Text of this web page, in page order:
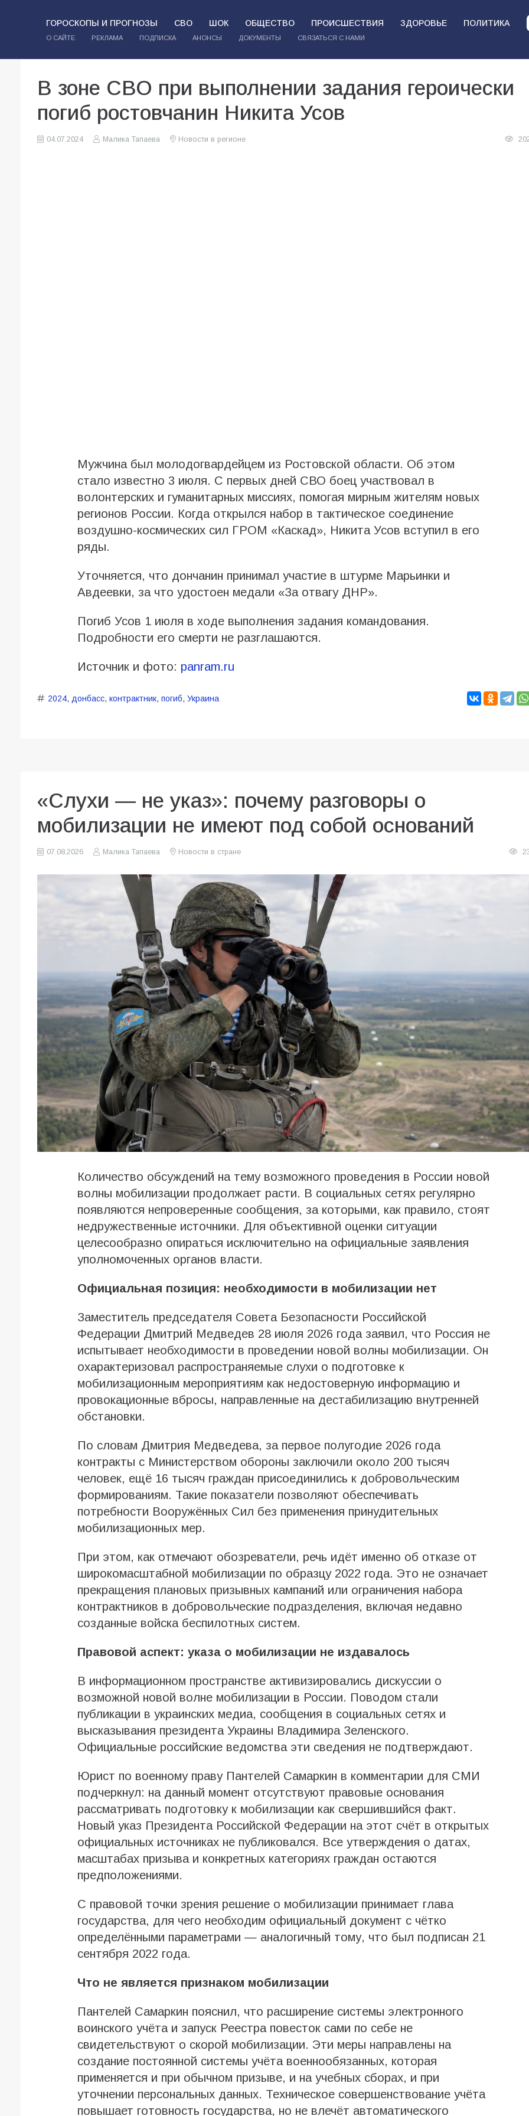
ГОРОСКОПЫ И ПРОГНОЗЫ СВО ШОК ОБЩЕСТВО ПРОИСШЕСТВИЯ ЗДОРОВЬЕ ПОЛИТИКА
О САЙТЕ РЕКЛАМА ПОДПИСКА АНОНСЫ ДОКУМЕНТЫ СВЯЗАТЬСЯ С НАМИ
В зоне СВО при выполнении задания героически
погиб ростовчанин Никита Усов
04.07.2024 Малика Тапаева Новости в регионе
Мужчина был молодогвардейцем из Ростовской области. Об этом
стало известно 3 июля. С первых дней СВО боец участвовал в
волонтерских и гуманитарных миссиях, помогая мирным жителям новых
регионов России. Когда открылся набор в тактическое соединение
воздушно-космических сил ГРОМ «Каскад», Никита Усов вступил в его
ряды.
Уточняется, что дончанин принимал участие в штурме Марьинки и
Авдеевки, за что удостоен медали «За отвагу ДНР».
Погиб Усов 1 июля в ходе выполнения задания командования.
Подробности его смерти не разглашаются.
Источник и фото: panram.ru
2024, донбасс, контрактник, погиб, Украина
«Слухи — не указ»: почему разговоры о
мобилизации не имеют под собой оснований
07.08.2026 Малика Тапаева Новости в стране
Количество обсуждений на тему возможного проведения в России новой
волны мобилизации продолжает расти. В социальных сетях регулярно
появляются непроверенные сообщения, за которыми, как правило, стоят
недружественные источники. Для объективной оценки ситуации
целесообразно опираться исключительно на официальные заявления
уполномоченных органов власти.
Официальная позиция: необходимости в мобилизации нет
Заместитель председателя Совета Безопасности Российской
Федерации Дмитрий Медведев 28 июля 2026 года заявил, что Россия не
испытывает необходимости в проведении новой волны мобилизации. Он
охарактеризовал распространяемые слухи о подготовке к
мобилизационным мероприятиям как недостоверную информацию и
провокационные вбросы, направленные на дестабилизацию внутренней
обстановки.
По словам Дмитрия Медведева, за первое полугодие 2026 года
контракты с Министерством обороны заключили около 200 тысяч
человек, ещё 16 тысяч граждан присоединились к добровольческим
формированиям. Такие показатели позволяют обеспечивать
потребности Вооружённых Сил без применения принудительных
мобилизационных мер.
При этом, как отмечают обозреватели, речь идёт именно об отказе от
широкомасштабной мобилизации по образцу 2022 года. Это не означает
прекращения плановых призывных кампаний или ограничения набора
контрактников в добровольческие подразделения, включая недавно
созданные войска беспилотных систем.
Правовой аспект: указа о мобилизации не издавалось
В информационном пространстве активизировались дискуссии о
возможной новой волне мобилизации в России. Поводом стали
публикации в украинских медиа, сообщения в социальных сетях и
высказывания президента Украины Владимира Зеленского.
Официальные российские ведомства эти сведения не подтверждают.
Юрист по военному праву Пантелей Самаркин в комментарии для СМИ
подчеркнул: на данный момент отсутствуют правовые основания
рассматривать подготовку к мобилизации как свершившийся факт.
Новый указ Президента Российской Федерации на этот счёт в открытых
официальных источниках не публиковался. Все утверждения о датах,
масштабах призыва и конкретных категориях граждан остаются
предположениями.
С правовой точки зрения решение о мобилизации принимает глава
государства, для чего необходим официальный документ с чётко
определёнными параметрами — аналогичный тому, что был подписан 21
сентября 2022 года.
Что не является признаком мобилизации
Пантелей Самаркин пояснил, что расширение системы электронного
воинского учёта и запуск Реестра повесток сами по себе не
свидетельствуют о скорой мобилизации. Эти меры направлены на
создание постоянной системы учёта военнообязанных, которая
применяется и при обычном призыве, и на учебных сборах, и при
уточнении персональных данных. Техническое совершенствование учёта
повышает готовность государства, но не влечёт автоматического